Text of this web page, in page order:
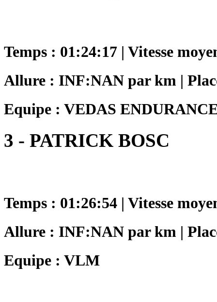
Temps : 01:24:17 | Vitesse
Allure : INF:NAN par km |
Equipe : VEDAS
3 - PATRICK BOSC
Temps : 01:26:54 | Vitesse
Allure : INF:NAN par km |
Equipe : VLM